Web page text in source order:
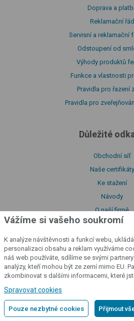
Doprava a
Reklamační řád
Servisní a reklamační
Odstoupení od
Výhody produktů
Funkce a vlastnosti
Pravidla pro řazení
Pravidla pro
Důležité
Obchodní síť
Naše certifikáty
Ke stažení
Návody
O naší firmě
Prohlášení o
Katalog
Zásady zpracování
Zásady zpracování
Poučení o souborech
Licenční podmínky aplikace
Prohlášení o
Vážíme si vašeho soukromí
K analýze návštěvnosti a funkcí webu,
personalizaci obsahu a reklam využíváme
náš web používáte, sdílíme se svými
analýzy, kteří mohou být ze zemí mimo EU.
zkombinovat s dalšími informacemi, které
Spravovat cookies
Pouze nezbytné cookies Přijmout